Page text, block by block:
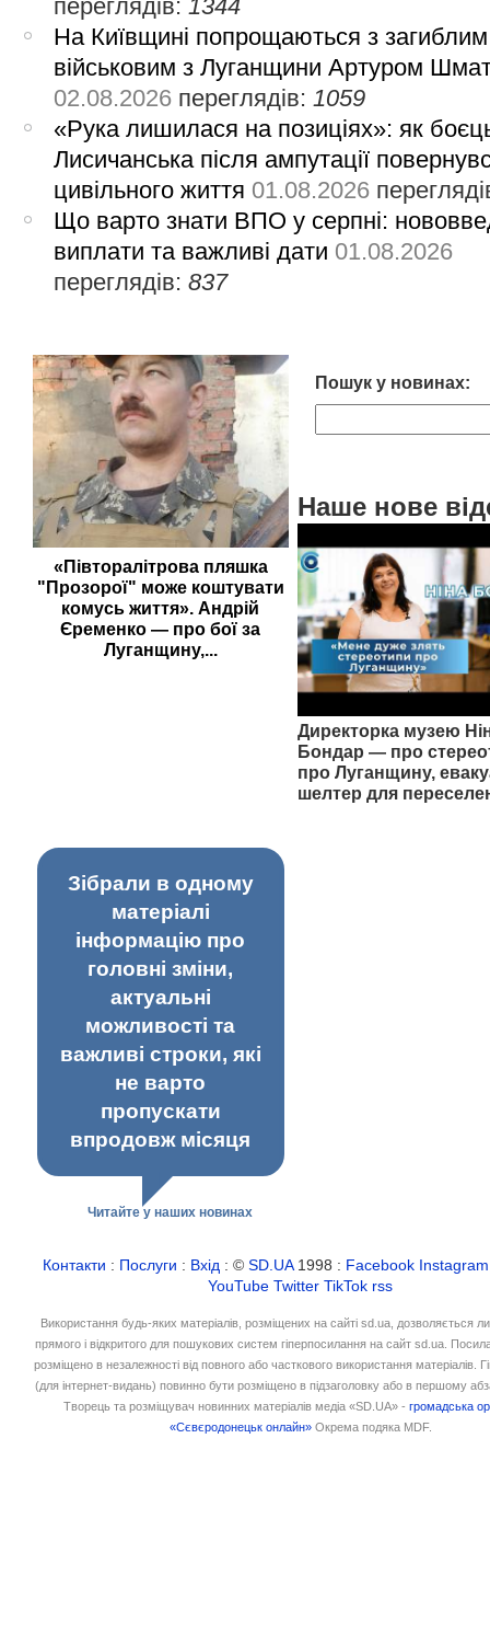
переглядів: 1344
На Київщині попрощаються з загиблим
військовим з Луганщини Артуром
02.08.2026 переглядів: 1059
«Рука лишилася на позиціях»: як
Лисичанська після ампутації
цивільного життя 01.08.2026
Що варто знати ВПО у серпні:
виплати та важливі дати 01.08.2026
переглядів:837
«Півторалітрова пляшка
"Прозорої" може коштувати
комусь життя». Андрій
Єременко — про бої за
Луганщину,...
Пошук у новинах:
Наше нове
Директорка музею
Бондар — про
про Луганщину,
шелтер для
Зібрали в одному
матеріалі
інформацію про
головні зміни,
актуальні
можливості та
важливі строки, які
не варто
пропускати
впродовж місяця
Читайте у наших новинах
Контакти : Послуги : Вхід : ©SD.UA1998 : Facebook Instagram
YouTube Twitter TikTok rss
Використання будь-яких матеріалів, розміщених на сайті sd.ua, дозволяється
прямого і відкритого для пошукових систем гіперпосилання на сайт sd.ua.
розміщено в незалежності від повного або часткового використання матеріалів.
(для інтернет-видань) повинно бути розміщено в підзаголовку або в першому
Творець та розміщувач новинних матеріалів медіа «SD.UA» -громадська
«Сєвєродонецьк онлайн» Окрема подяка MDF.